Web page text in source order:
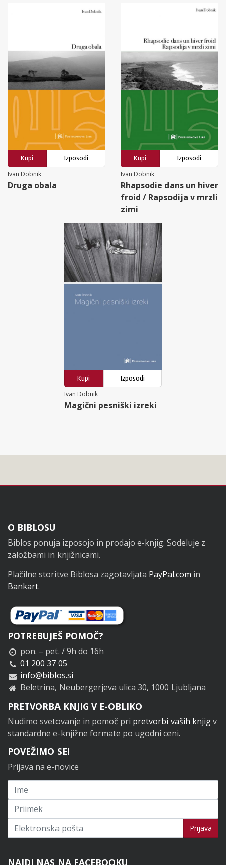
Kupi
Izposodi
Ivan Dobnik
Druga obala
Kupi
Izposodi
Ivan Dobnik
Rhapsodie dans un hiver
froid / Rapsodija v mrzli
zimi
Kupi
Izposodi
Ivan Dobnik
Magični pesniški izreki
Noga
O BIBLOSU
Biblos ponuja izposojo in prodajo e-knjig. Sodeluje z
založbami in knjižnicami.
Plačilne storitve Biblosa zagotavljata PayPal.com in
Bankart.
POTREBUJEŠ POMOČ?
pon. – pet. / 9h do 16h
01 200 37 05
info@biblos.si
Beletrina, Neubergerjeva ulica 30, 1000 Ljubljana
PRETVORBA KNJIG V E-OBLIKO
Nudimo svetovanje in pomoč pri pretvorbi vaših knjigv
standardne e-knjižne formate po ugodni ceni.
POVEŽIMO SE!
Prijava na e-novice
Prijavi se na novice Prijava
NAJDI NAS NA FACEBOOKU